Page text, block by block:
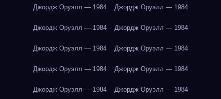
Джордж Оруэлл — 1984 Джордж Оруэлл — 1984
Джордж Оруэлл — 1984 Джордж Оруэлл — 1984
Джордж Оруэлл — 1984 Джордж Оруэлл — 1984
Джордж Оруэлл — 1984 Джордж Оруэлл — 1984
Джордж Оруэлл — 1984 Джордж Оруэлл — 1984